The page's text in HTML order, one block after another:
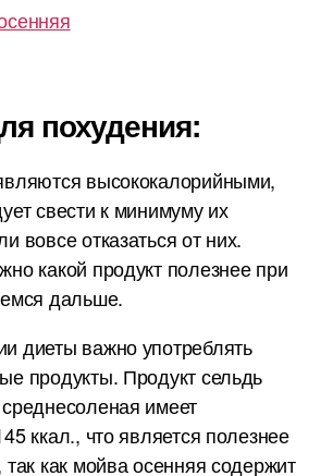
похудения:
высококалорийными,
свести к минимуму их
вовсе отказаться от них.
какой продукт полезнее при
дальше.
диеты важно употреблять
продукты. Продукт сельдь
имеет
ккал., что является полезнее
как мойва осенняя содержит